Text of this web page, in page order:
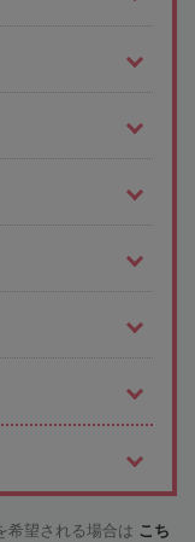
希望される場合は こち